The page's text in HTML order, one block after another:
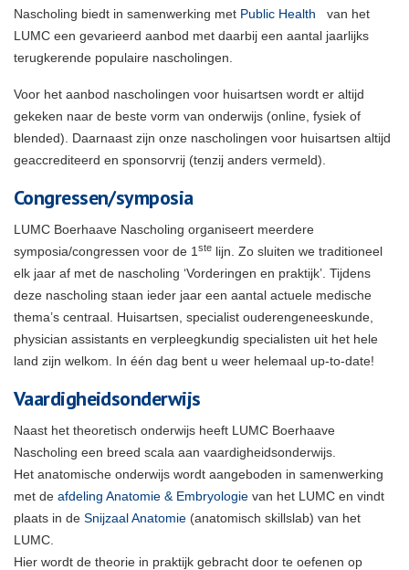
Nascholing biedt in samenwerking met Public Health
van het
LUMC een gevarieerd aanbod met daarbij een aantal jaarlijks
terugkerende populaire nascholingen.
Voor het aanbod nascholingen voor huisartsen wordt er altijd
gekeken naar de beste vorm van onderwijs (online, fysiek of
blended). Daarnaast zijn onze nascholingen voor huisartsen altijd
geaccrediteerd en sponsorvrij (tenzij anders vermeld)
Congressen/symposia
LUMC Boerhaave Nascholing organiseert meerdere
symposia/congressen voor de 1 ste lijn. Zo sluiten we traditioneel
elk jaar af met de nascholing ‘Vorderingen en praktijk’. Tijdens
deze nascholing staan ieder jaar een aantal actuele medische
thema’s centraal. Huisartsen, specialist ouderengeneeskunde,
physician assistants en verpleegkundig specialisten uit het hele
land zijn welkom. In één dag bent u weer helemaal up-to-date!
Vaardigheidsonderwijs
Naast het theoretisch onderwijs heeft LUMC Boerhaave
Nascholing een breed scala aan vaardigheidsonderwijs.
Het anatomische onderwijs wordt aangeboden in samenwerking
met de afdeling Anatomie & Embryologie van het LUMC en vindt
plaats in de Snijzaal Anatomie (anatomisch skillslab) van het
LUMC.
Hier wordt de theorie in praktijk gebracht door te oefenen op